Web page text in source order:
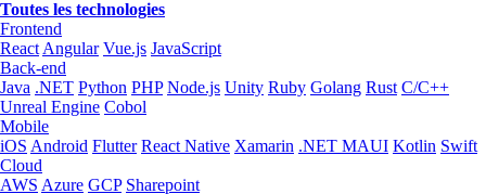
Toutes les technologies
Frontend
React Angular Vue.js JavaScript
Back-end
Java .NET Python PHP Node.js Unity Ruby Golang Rust C/C++
Unreal Engine Cobol
Mobile
iOS Android Flutter React Native Xamarin .NET MAUI Kotlin Swift
Cloud
AWS Azure GCP Sharepoint